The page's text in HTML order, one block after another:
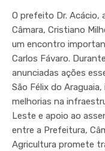
O prefeito Dr. Acácio,
Câmara, Cristiano
um encontro
Carlos Fávaro.
anunciadas ações
São Félix do
melhorias na
Leste e apoio ao
entre a Prefeitura,
Agricultura promete